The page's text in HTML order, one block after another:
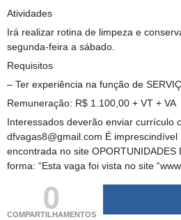
Atividades
Irá realizar rotina de limpeza e
segunda-feira a sábado.
Requisitos
– Ter experiência na função de
Remuneração: R$ 1.100,00 + VT + VA
Interessados deverão enviar currículo
dfvagas8@gmail.com É
encontrada no site OPORTUNIDADES
forma: “Esta vaga foi vista no site
0
COMPARTILHAMENTOS